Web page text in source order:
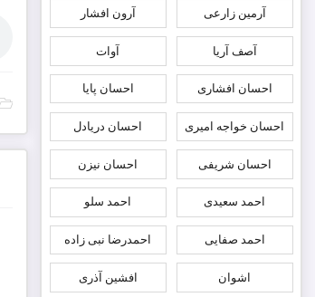
آرمین زارعی آرون افشار
آصف آریا آوات
احسان افشاری احسان پایا
احسان خواجه امیری احسان دریادل
احسان شریفی احسان نیزن
احمد سعیدی احمد سلو
احمد صفایی احمدرضا نبی زاده
اشوان افشین آذری